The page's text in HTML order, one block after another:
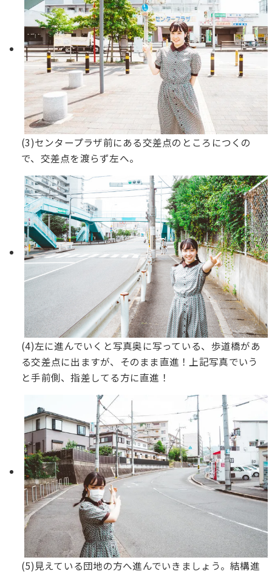
(3)センタープラザ前にある交差点のところにつくの
で、交差点を渡らず左へ。
(4)左に進んでいくと写真奥に写っている、歩道橋があ
る交差点に出ますが、そのまま直進！上記写真でいう
と手前側、指差してる方に直進！
(5)見えている団地の方へ進んでいきましょう。結構進